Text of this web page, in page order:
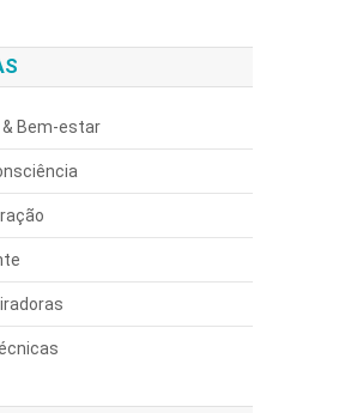
Bem-estar